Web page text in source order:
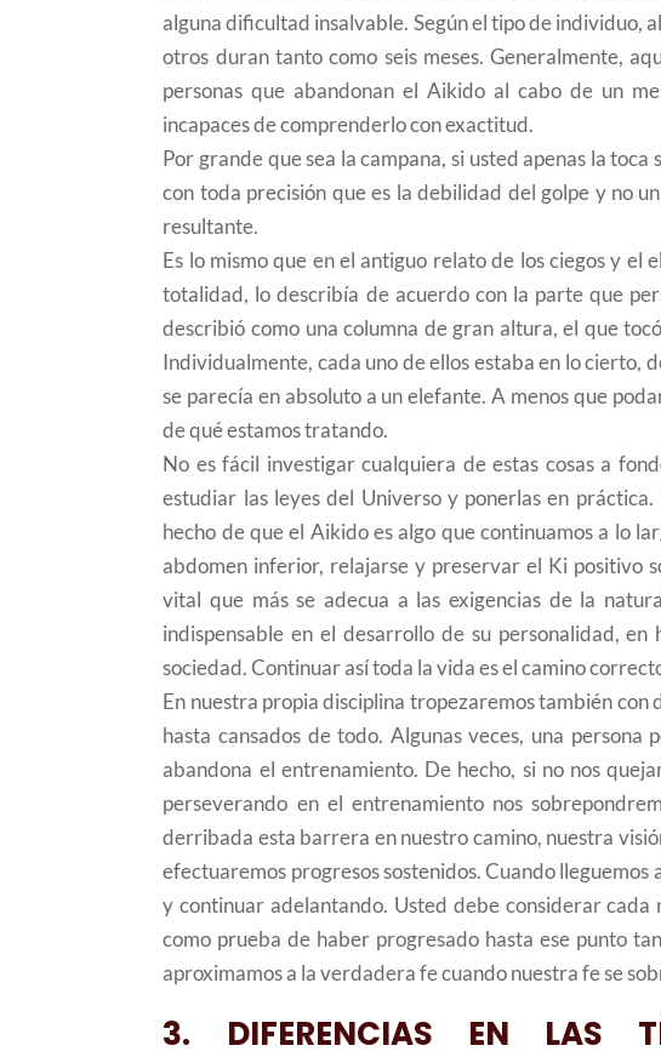
alguna dificultad insalvable. Según el tipo de individuo,
otros duran tanto como seis meses. Generalmente,
personas que abandonan el Aikido al cabo de un
incapaces de comprenderlo con exactitud.
Por grande que sea la campana, si usted apenas la
con toda precisión que es la debilidad del golpe y no
resultante.
Es lo mismo que en el antiguo relato de los ciegos y el
totalidad, lo describía de acuerdo con la parte que
describió como una columna de gran altura, el que
Individualmente, cada uno de ellos estaba en lo cierto,
se parecía en absoluto a un elefante. A menos que
de qué estamos tratando.
No es fácil investigar cualquiera de estas cosas a
estudiar las leyes del Universo y ponerlas en
hecho de que el Aikido es algo que continuamos a lo
abdomen inferior, relajarse y preservar el Ki positivo
vital que más se adecua a las exigencias de la
indispensable en el desarrollo de su personalidad,
sociedad. Continuar así toda la vida es el camino
En nuestra propia disciplina tropezaremos también con
hasta cansados de todo. Algunas veces, una persona
abandona el entrenamiento. De hecho, si no nos
perseverando en el entrenamiento nos
derribada esta barrera en nuestro camino, nuestra
efectuaremos progresos sostenidos. Cuando
y continuar adelantando. Usted debe considerar
como prueba de haber progresado hasta ese punto
aproximamos a la verdadera fe cuando nuestra fe se
3. DIFERENCIAS EN LAS